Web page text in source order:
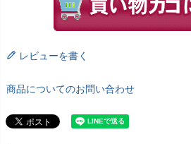
レビューを書く
商品についてのお問い合わせ